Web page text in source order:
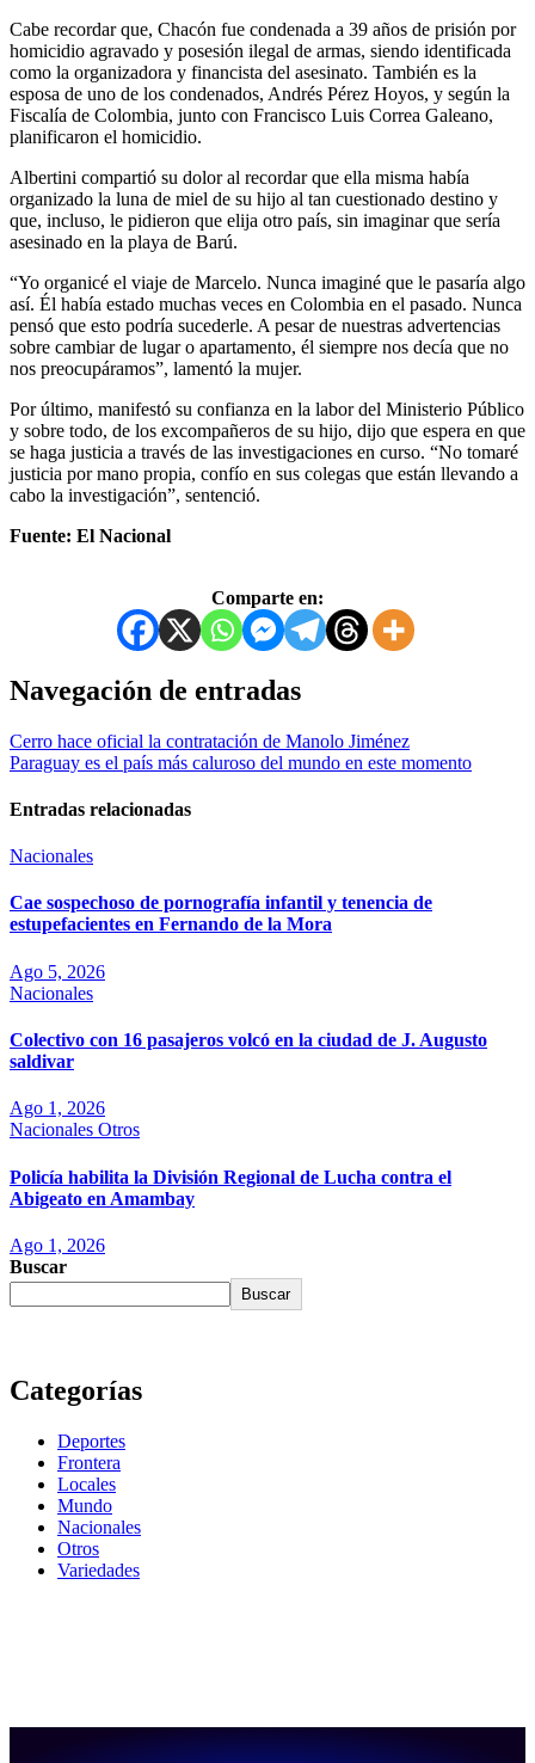
Cabe recordar que, Chacón fue condenada a 39 años de prisión por
homicidio agravado y posesión ilegal de armas, siendo identificada
como la organizadora y financista del asesinato. También es la
esposa de uno de los condenados, Andrés Pérez Hoyos, y según la
Fiscalía de Colombia, junto con Francisco Luis Correa Galeano,
planificaron el homicidio.
Albertini compartió su dolor al recordar que ella misma había
organizado la luna de miel de su hijo al tan cuestionado destino y
que, incluso, le pidieron que elija otro país, sin imaginar que sería
asesinado en la playa de Barú.
“Yo organicé el viaje de Marcelo. Nunca imaginé que le pasaría algo
así. Él había estado muchas veces en Colombia en el pasado. Nunca
pensó que esto podría sucederle. A pesar de nuestras advertencias
sobre cambiar de lugar o apartamento, él siempre nos decía que no
nos preocupáramos”, lamentó la mujer.
Por último, manifestó su confianza en la labor del Ministerio Público
y sobre todo, de los excompañeros de su hijo, dijo que espera en que
se haga justicia a través de las investigaciones en curso. “No tomaré
justicia por mano propia, confío en sus colegas que están llevando a
cabo la investigación”, sentenció.
Fuente: El Nacional
Comparte en:
Navegación de entradas
Cerro hace oficial la contratación de Manolo Jiménez
Paraguay es el país más caluroso del mundo en este momento
Entradas relacionadas
Nacionales
Cae sospechoso de pornografía infantil y tenencia de
estupefacientes en Fernando de la Mora
Ago 5, 2026
Nacionales
Colectivo con 16 pasajeros volcó en la ciudad de J. Augusto
saldivar
Ago 1, 2026
Nacionales Otros
Policía habilita la División Regional de Lucha contra el
Abigeato en Amambay
Ago 1, 2026
Buscar
Buscar
Categorías
Deportes
Frontera
Locales
Mundo
Nacionales
Otros
Variedades